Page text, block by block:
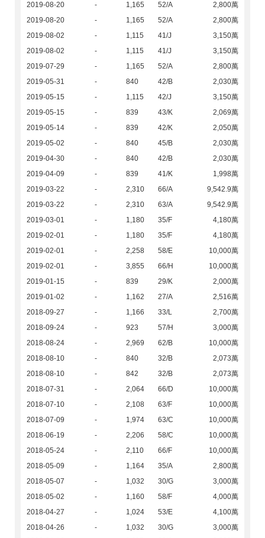
2019-08-20
- 1,165 52/A
2,800萬
2019-08-20
- 1,165 52/A
2,800萬
2019-08-02
- 1,115 41/J
3,150萬
2019-08-02
- 1,115 41/J
3,150萬
2019-07-29
- 1,165 52/A
2,800萬
2019-05-31
- 840 42/B
2,030萬
2019-05-15
- 1,115 42/J
3,150萬
2019-05-15
- 839 43/K
2,069萬
2019-05-14
- 839 42/K
2,050萬
2019-05-02
- 840 45/B
2,030萬
2019-04-30
- 840 42/B
2,030萬
2019-04-09
- 839 41/K
1,998萬
2019-03-22
- 2,310 66/A
9,542.9萬
2019-03-22
- 2,310 63/A
9,542.9萬
2019-03-01
- 1,180 35/F
4,180萬
2019-02-01
- 1,180 35/F
4,180萬
2019-02-01
- 2,258 58/E
10,000萬
2019-02-01
- 3,855 66/H
10,000萬
2019-01-15
- 839 29/K
2,000萬
2019-01-02
- 1,162 27/A
2,516萬
2018-09-27
- 1,166 33/L
2,700萬
2018-09-24
- 923 57/H
3,000萬
2018-08-24
- 2,969 62/B
10,000萬
2018-08-10
- 840 32/B
2,073萬
2018-08-10
- 842 32/B
2,073萬
2018-07-31
- 2,064 66/D
10,000萬
2018-07-10
- 2,108 63/F
10,000萬
2018-07-09
- 1,974 63/C
10,000萬
2018-06-19
- 2,206 58/C
10,000萬
2018-05-24
- 2,110 66/F
10,000萬
2018-05-09
- 1,164 35/A
2,800萬
2018-05-07
- 1,032 30/G
3,000萬
2018-05-02
- 1,160 58/F
4,000萬
2018-04-27
- 1,024 53/E
4,100萬
2018-04-26
- 1,032 30/G
3,000萬